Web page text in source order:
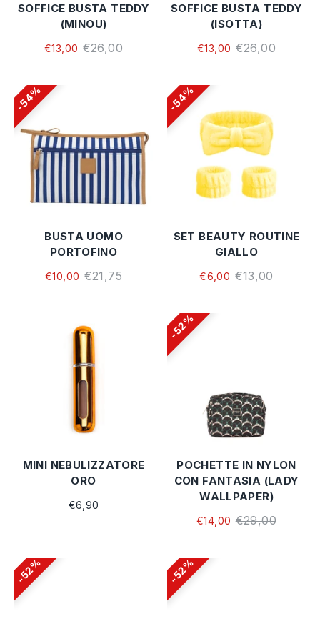
SOFFICE BUSTA TEDDY
(MINOU)
€13,00 €26,00
SOFFICE BUSTA TEDDY
(ISOTTA)
€13,00 €26,00
54%
BUSTA UOMO
PORTOFINO
€10,00 €21,75
54%
SET BEAUTY ROUTINE
GIALLO
€6,00 €13,00
MINI NEBULIZZATORE
ORO
€6,90
52%
POCHETTE IN NYLON
CON FANTASIA (LADY
WALLPAPER)
€14,00 €29,00
52% 52%